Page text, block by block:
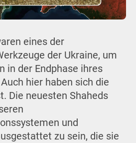
eines der
der Ukraine, um
in der Endphase ihres
hier haben sich die
Die neuesten Shaheds
und
zu sein, die sie